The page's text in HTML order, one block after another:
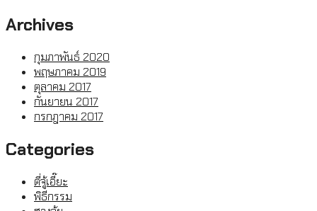
Archives
กุมภาพันธ์ 2020
พฤษภาคม 2019
ตุลาคม 2017
กันยายน 2017
กรกฎาคม 2017
Categories
ตี่จู้เอี๊ยะ
พิธีกรรม